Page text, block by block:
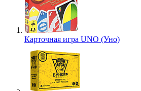
Карточная игра UNO (Уно)